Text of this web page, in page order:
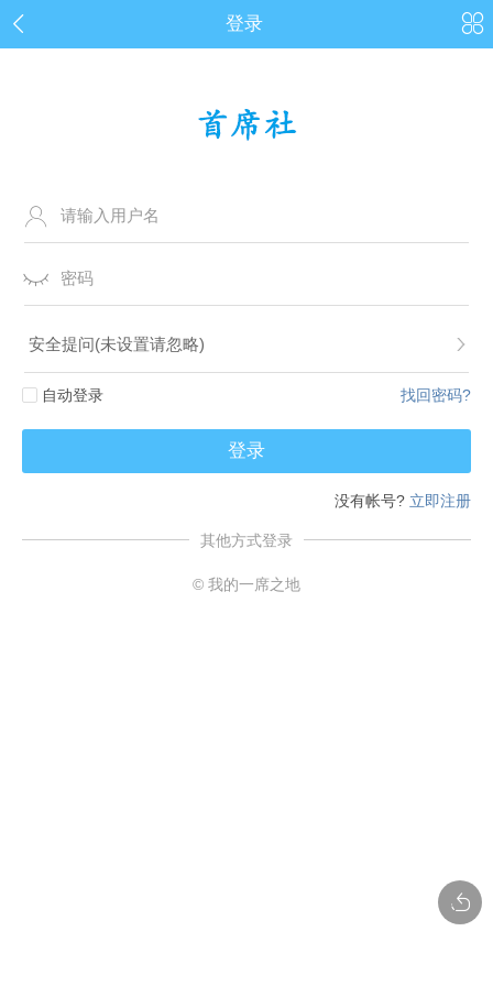
 登录 


自动登录 找回密码?
登录
没有帐号? 立即注册
其他方式登录
© 我的一席之地
